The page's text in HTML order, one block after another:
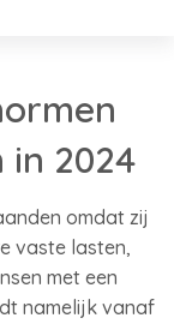
2024
omdat zij
vaste lasten,
met een
namelijk vanaf